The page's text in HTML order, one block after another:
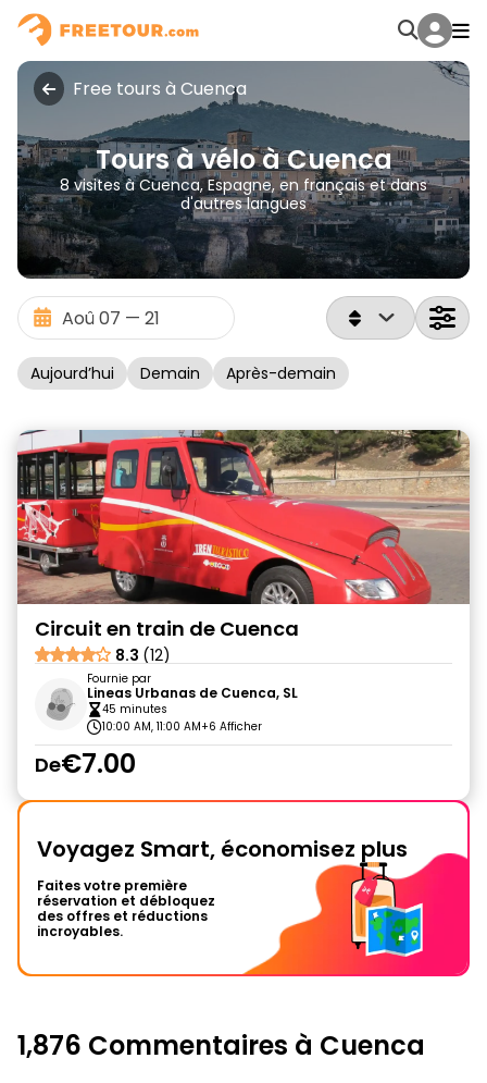
Free tours à Cuenca
Tours à vélo à Cuenca
8 visites à Cuenca, Espagne, en français et dans
d'autres langues
Aujourd’hui Demain Après-demain
Circuit en train de Cuenca
8.3 (12)
Fournie par
Lineas Urbanas de Cuenca, SL
45 minutes
10:00 AM, 11:00 AM+6 Afficher
De€7.00
Voyagez Smart, économisez plus
Faites votre première
réservation et débloquez
des offres et réductions
incroyables.
1,876 Commentaires à Cuenca